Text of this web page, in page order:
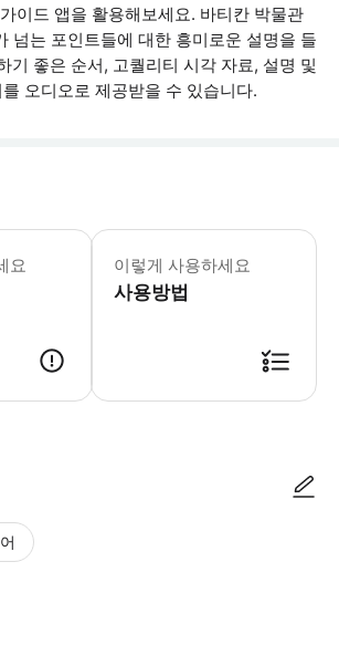
이드 앱을 활용해보세요. 바티칸 박물관
넘는 포인트들에 대한 흥미로운 설명을 들
기 좋은 순서, 고퀄리티 시각 자료, 설명 및
오디오로 제공받을 수 있습니다.
요
필수 안내 -티켓 1장 당 바티칸 박물
이렇게 사용하세요
사용방법